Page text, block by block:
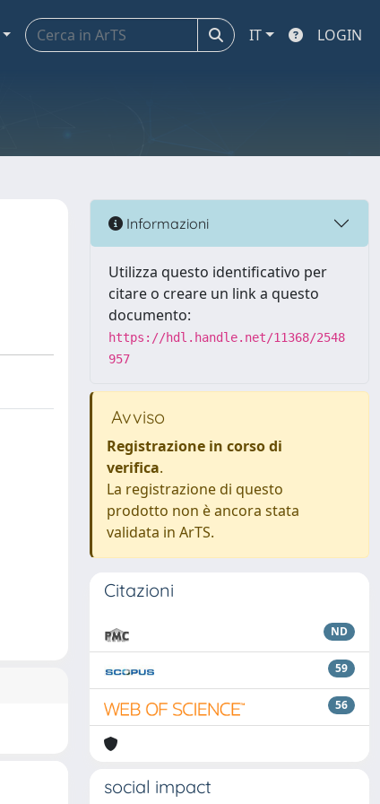
IT LOGIN
Informazioni
Utilizza questo identificativo per
citare o creare un link a questo
documento:
https://hdl.handle.net/11368/2548
957
Avviso
Registrazione in corso di
verifica.
La registrazione di questo
prodotto non è ancora stata
validata in ArTS.
Citazioni
ND
59
56
social impact